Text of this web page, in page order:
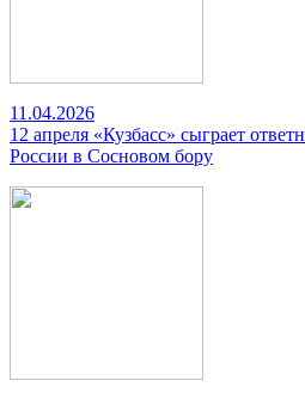
11.04.2026
12 апреля «Кузбасс» сыграет
России в Сосновом бору